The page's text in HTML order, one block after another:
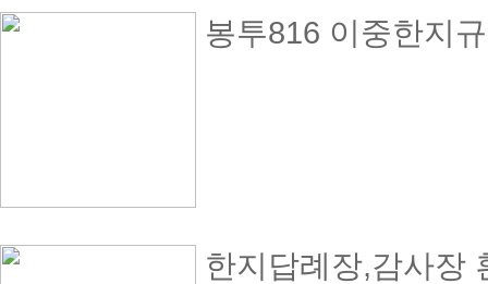
봉투816 이중한지
한지답례장,감사장